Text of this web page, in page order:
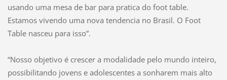
usando uma mesa de bar para pratica do foot table.
Estamos vivendo uma nova tendencia no Brasil. O Foot
Table nasceu para isso”.
“Nosso objetivo é crescer a modalidade pelo mundo inteiro,
possibilitando jovens e adolescentes a sonharem mais alto